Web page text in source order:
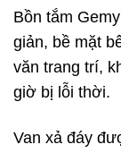
Bồn tắm
giản, bề mặt
văn trang trí,
giờ bị lỗi thời.
Van xả đáy